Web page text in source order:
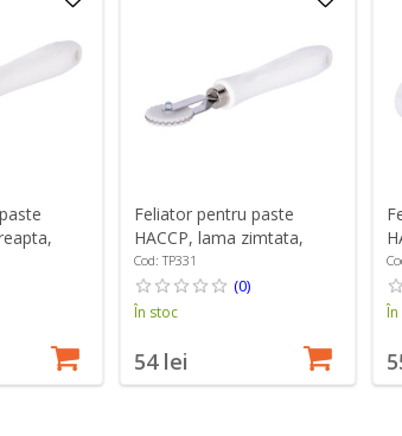
Feliator pentru paste
HACCP, lama zimtata,
latime 4 mm - Zokura
Cod: TP331
(0)
În stoc
54 lei